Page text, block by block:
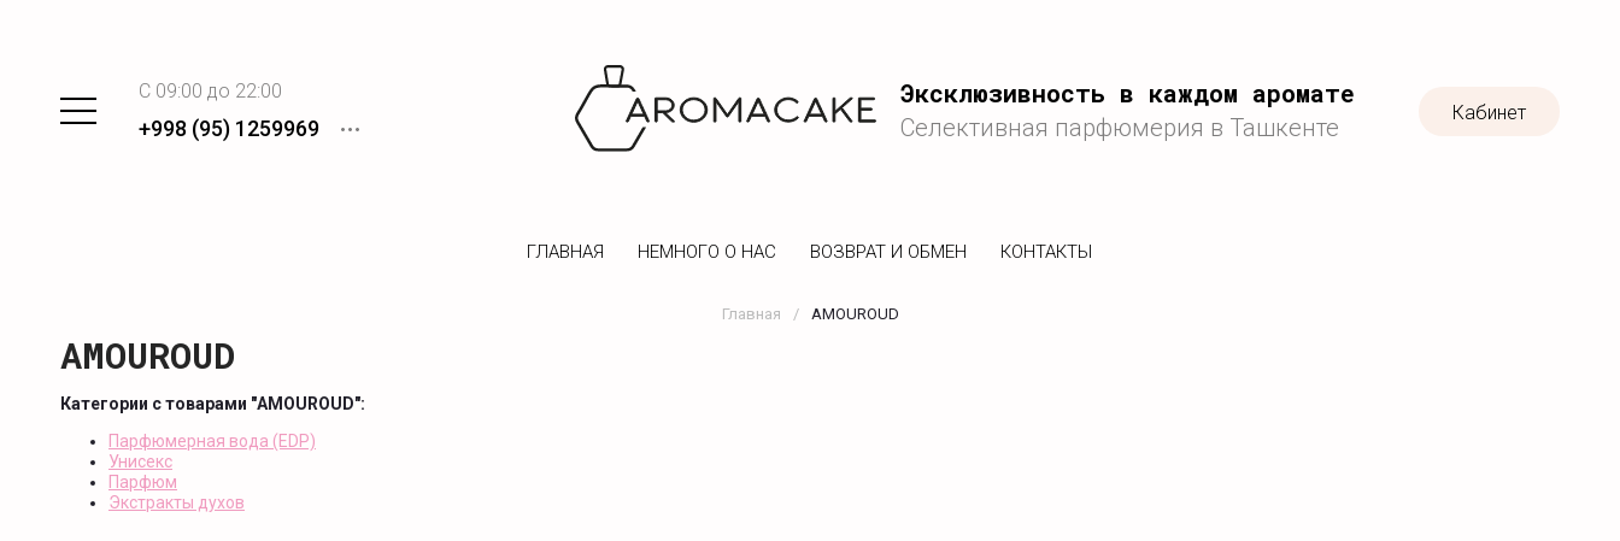
C 09:00 до 22:00
+998 (95) 1259969
Эксклюзивность в каждом аромате
Селективная парфюмерия в Ташкенте
Кабинет
ГЛАВНАЯ НЕМНОГО О НАС ВОЗВРАТ И ОБМЕН КОНТАКТЫ
Главная / AMOUROUD
AMOUROUD
Категории с товарами "AMOUROUD":
Парфюмерная вода (EDP)
Унисекс
Парфюм
Экстракты духов